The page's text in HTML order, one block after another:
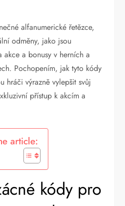
alfanumerické řetězce,
odměny, jako jsou
akce a bonusy v herních a
Pochopením, jak tyto kódy
hráči výrazně vylepšit svůj
přístup k akcím a
article:
kódy pro